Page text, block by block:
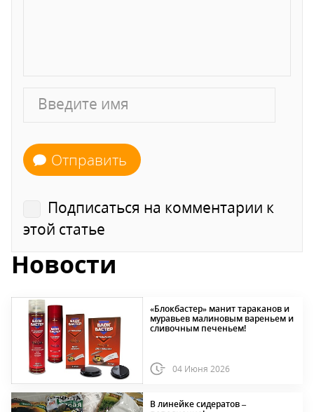
Отправить
Подписаться на комментарии к
этой статье
Новости
«Блокбастер» манит тараканов и
муравьев малиновым вареньем и
сливочным печеньем!
04 Июня 2026
В линейке сидератов –